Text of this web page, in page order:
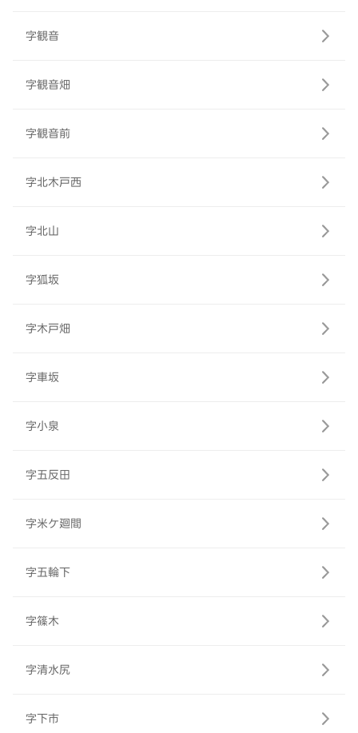
字観音
字観音畑
字観音前
字北木戸西
字北山
字狐坂
字木戸畑
字車坂
字小泉
字五反田
字米ケ廻間
字五輪下
字篠木
字清水尻
字下市